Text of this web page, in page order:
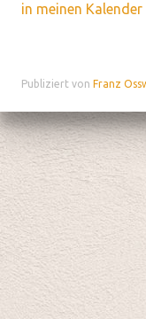
in meinen
Publiziert von Franz